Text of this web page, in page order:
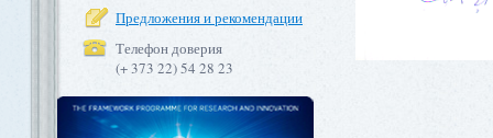
Предложения и рекомендации
Телефон доверия
(+ 373 22) 54 28 23